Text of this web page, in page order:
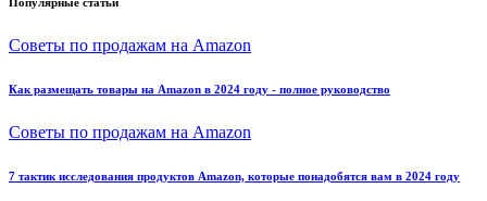
Советы по продажам на Amazon
Как размещать товары на Amazon в 2024 году - полное руководство
Советы по продажам на Amazon
7 тактик исследования продуктов Amazon, которые понадобятся вам в 2024 году